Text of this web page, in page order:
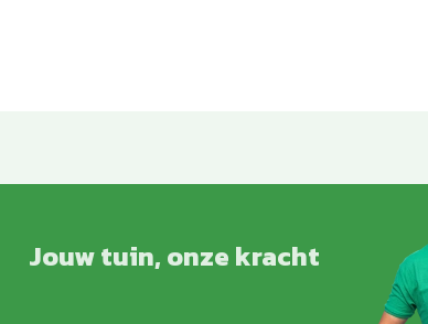
Jouw tuin, onze kracht